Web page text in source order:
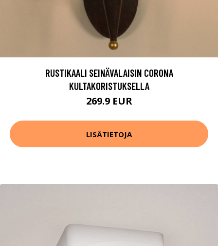
RUSTIKAALI SEINÄVALAISIN CORONA
KULTAKORISTUKSELLA
269.9 EUR
LISÄTIETOJA